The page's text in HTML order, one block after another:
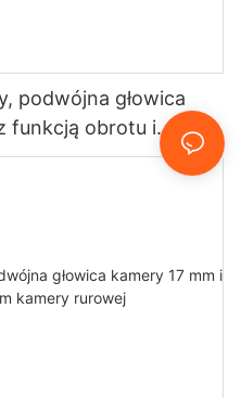
podwójna głowica
funkcją obrotu i
się